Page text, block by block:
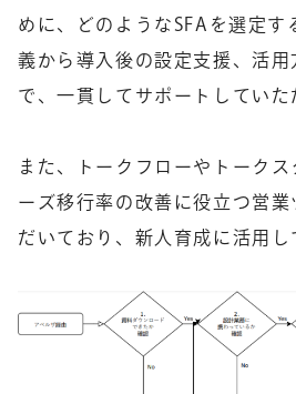
めに、どのようなSFAを選定す
義から導入後の設定支援、活用
で、一貫してサポートしていた
また、トークフローやトークス
ーズ移行率の改善に役立つ営
だいており、新人育成に活用し